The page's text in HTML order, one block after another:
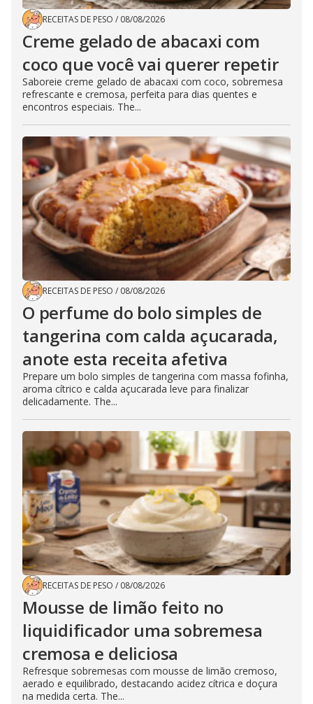
RECEITAS DE PESO / 08/08/2026
Creme gelado de abacaxi com
coco que você vai querer repetir
Saboreie creme gelado de abacaxi com coco, sobremesa
refrescante e cremosa, perfeita para dias quentes e
encontros especiais. The...
RECEITAS DE PESO / 08/08/2026
O perfume do bolo simples de
tangerina com calda açucarada,
anote esta receita afetiva
Prepare um bolo simples de tangerina com massa fofinha,
aroma cítrico e calda açucarada leve para finalizar
delicadamente. The...
RECEITAS DE PESO / 08/08/2026
Mousse de limão feito no
liquidificador uma sobremesa
cremosa e deliciosa
Refresque sobremesas com mousse de limão cremoso,
aerado e equilibrado, destacando acidez cítrica e doçura
na medida certa. The...